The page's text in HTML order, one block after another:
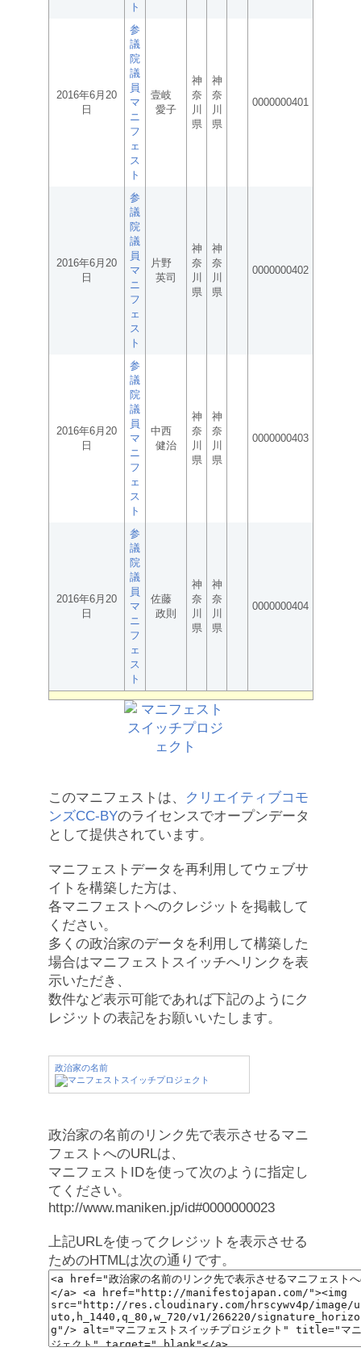
ト
2016年6月20
日
参
議
院
議
員
マ
ニ
フ
ェ
ス
ト
壹岐
愛子
神
奈
川
県
神
奈
川
県
0000000401
2016年6月20
日
参
議
院
議
員
マ
ニ
フ
ェ
ス
ト
片野
英司
神
奈
川
県
神
奈
川
県
0000000402
2016年6月20
日
参
議
院
議
員
マ
ニ
フ
ェ
ス
ト
中西
健治
神
奈
川
県
神
奈
川
県
0000000403
2016年6月20
日
参
議
院
議
員
マ
ニ
フ
ェ
ス
ト
佐藤
政則
神
奈
川
県
神
奈
川
県
0000000404
このマニフェストは、
クリエイティブコモ
ンズCC-BYのライセンスでオープンデータ
として提供されています。
マニフェストデータを再利用してウェブサ
イトを構築した方は、
各マニフェストへのクレジットを掲載して
ください。
多くの政治家のデータを利用して構築した
場合はマニフェストスイッチへリンクを表
示いただき、
数件など表示可能であれば下記のようにク
レジットの表記をお願いいたします。
政治家の名前
政治家の名前のリンク先で表示させるマニ
フェストへのURLは、
マニフェストIDを使って次のように指定し
てください。
http://www.maniken.jp/id#0000000023
上記URLを使ってクレジットを表示させる
ためのHTMLは次の通りです。